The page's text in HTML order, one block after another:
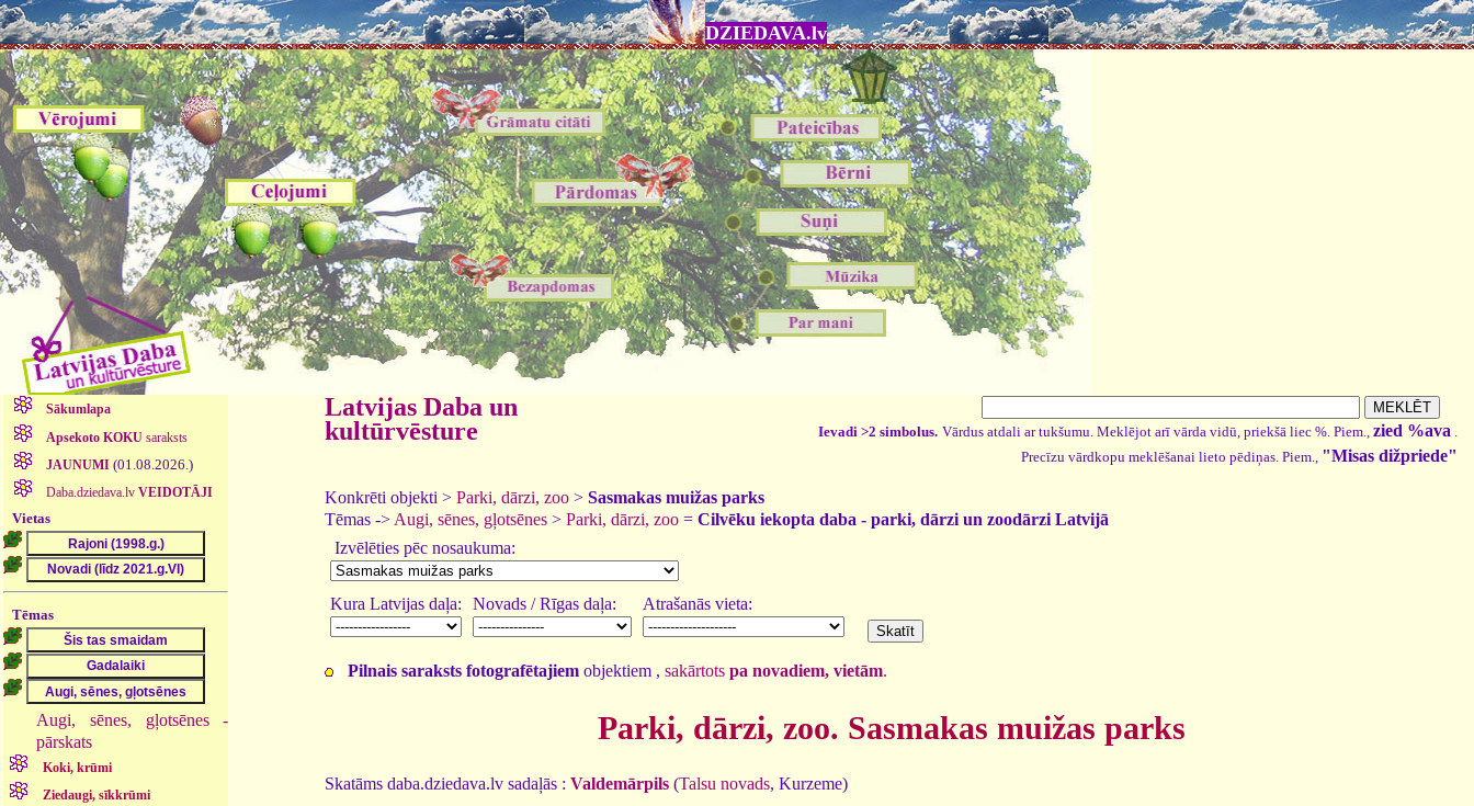
DZIEDAVA.lv
Sākumlapa
Apsekoto KOKUsaraksts
JAUNUMI (01.08.2026.)
Daba.dziedava.lv VEIDOTĀJI
Vietas
Tēmas
Augi, sēnes, gļotsēnes -
pārskats
Koki, krūmi
Ziedaugi, sīkkrūmi
Latvijas Daba un
kultūrvēsture
Ievadi >2 simbolus. Vārdus atdali ar tukšumu. Meklējot arī vārda vidū, priekšā liec %. Piem., zied %ava .
Precīzu vārdkopu meklēšanai lieto pēdiņas. Piem., "Misas dižpriede"
Konkrēti objekti > Parki, dārzi, zoo > Sasmakas muižas parks
Tēmas -> Augi, sēnes, gļotsēnes > Parki, dārzi, zoo = Cilvēku iekopta daba - parki, dārzi un zoodārzi Latvijā
Izvēlēties pēc nosaukuma:
Kura Latvijas daļa: Novads / Rīgas daļa: Atrašanās vieta:
Pilnais saraksts fotografētajiem objektiem , sakārtots pa novadiem, vietām.
Parki, dārzi, zoo. Sasmakas muižas parks
Skatāms daba.dziedava.lv sadaļās : Valdemārpils (Talsu novads, Kurzeme)